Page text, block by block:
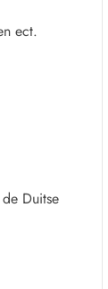
ect.
Duitse